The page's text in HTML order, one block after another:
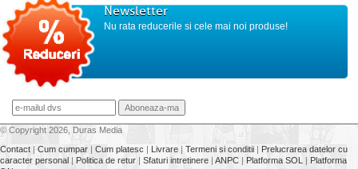
Newsletter
Nu rata reducerile si cele mai noi produse!
© Copyright 2026, Duras Media
Contact | Cum cumpar | Cum platesc | Livrare | Termeni si conditii | Prelucrarea datelor cu
caracter personal | Politica de retur | Sfaturi intretinere | ANPC | Platforma SOL | Platforma